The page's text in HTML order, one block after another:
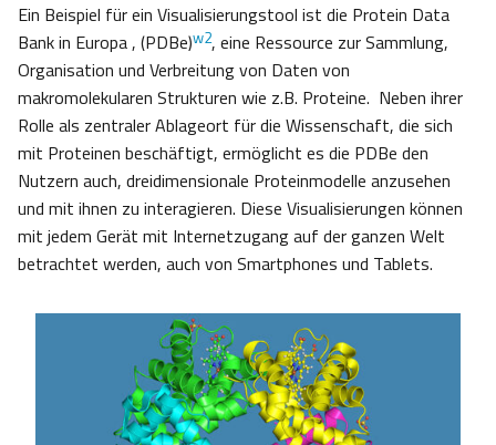
Ein Beispiel für ein Visualisierungstool ist die Protein Data
Bank in Europa , (PDBe)w2, eine Ressource zur Sammlung,
Organisation und Verbreitung von Daten von
makromolekularen Strukturen wie z.B. Proteine. Neben ihrer
Rolle als zentraler Ablageort für die Wissenschaft, die sich
mit Proteinen beschäftigt, ermöglicht es die PDBe den
Nutzern auch, dreidimensionale Proteinmodelle anzusehen
und mit ihnen zu interagieren. Diese Visualisierungen können
mit jedem Gerät mit Internetzugang auf der ganzen Welt
betrachtet werden, auch von Smartphones und Tablets.